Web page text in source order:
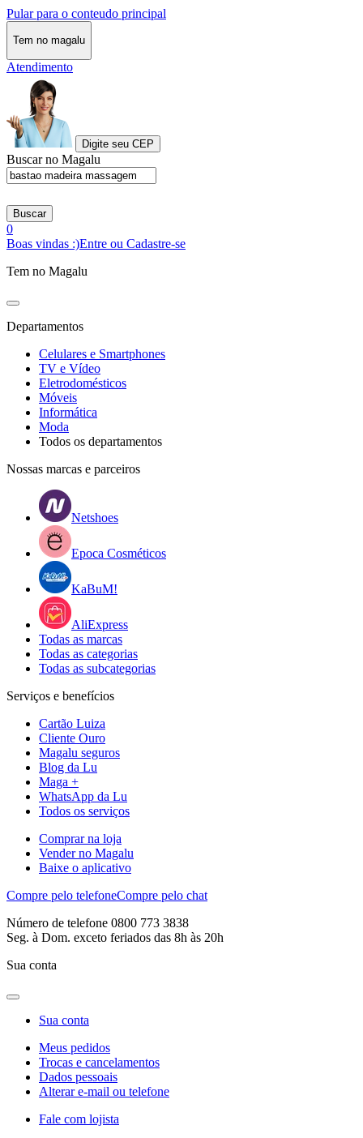
Pular para o conteudo principal
Tem no magalu
Atendimento
Digite seu CEP
Buscar no Magalu
Buscar
0
Boas vindas :)Entre ou Cadastre-se
Tem no Magalu
Departamentos
Celulares e Smartphones
TV e Vídeo
Eletrodomésticos
Móveis
Informática
Moda
Todos os departamentos
Nossas marcas e parceiros
Netshoes
Epoca Cosméticos
KaBuM!
AliExpress
Todas as marcas
Todas as categorias
Todas as subcategorias
Serviços e benefícios
Cartão Luiza
Cliente Ouro
Magalu seguros
Blog da Lu
Maga +
WhatsApp da Lu
Todos os serviços
Comprar na loja
Vender no Magalu
Baixe o aplicativo
Compre pelo telefoneCompre pelo chat
Número de telefone 0800 773 3838
Seg. à Dom. exceto feriados das 8h às 20h
Sua conta
Sua conta
Meus pedidos
Trocas e cancelamentos
Dados pessoais
Alterar e-mail ou telefone
Fale com lojista